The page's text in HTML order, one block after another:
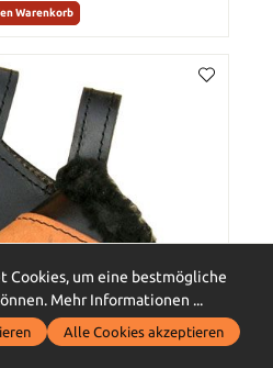
Warenkorb
Cookies, um eine bestmögliche
Mehr Informationen ...
Alle Cookies akzeptieren